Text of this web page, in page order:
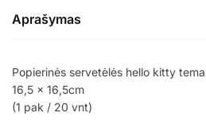
Aprašymas
Popierinės servetėlės hello kitty tema
16,5 x 16,5cm
(1 pak / 20 vnt)